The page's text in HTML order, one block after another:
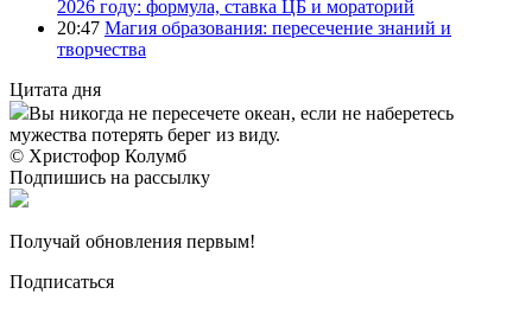
2026 году: формула, ставка ЦБ и мораторий
20:47 Магия образования: пересечение знаний и
творчества
Цитата дня
Вы никогда не пересечете океан, если не наберетесь
мужества потерять берег из виду.
© Христофор Колумб
Подпишись на рассылку
Получай обновления первым!
Подписаться